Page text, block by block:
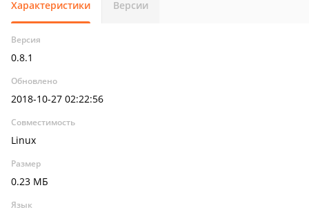
Характеристики Версии
Версия
0.8.1
Обновлено
2018-10-27 02:22:56
Совместимость
Linux
Размер
0.23 МБ
Язык